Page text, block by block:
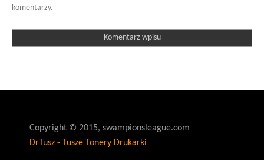
komentarzy.
Copyright © 2015, swampionsleague.com
DrTusz - Tusze Tonery Drukarki